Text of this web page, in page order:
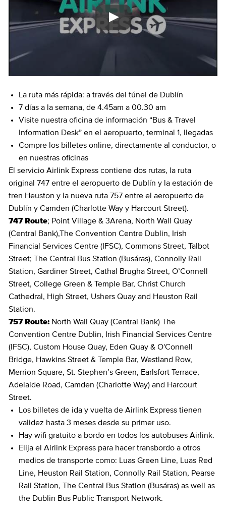
La ruta más rápida: a través del túnel de Dublín
7 días a la semana, de 4.45am a 00.30 am
Visite nuestra oficina de información “Bus & Travel
Information Desk” en el aeropuerto, terminal 1, llegadas
Compre los billetes online, directamente al conductor, o
en nuestras oficinas
El servicio Airlink Express contiene dos rutas, la ruta
original 747 entre el aeropuerto de Dublín y la estación de
tren Heuston y la nueva ruta 757 entre el aeropuerto de
Dublín y Camden (Charlotte Way y Harcourt Street).
747 Route; Point Village & 3Arena, North Wall Quay
(Central Bank),The Convention Centre Dublin, Irish
Financial Services Centre (IFSC), Commons Street, Talbot
Street; The Central Bus Station (Busáras), Connolly Rail
Station, Gardiner Street, Cathal Brugha Street, O’Connell
Street, College Green & Temple Bar, Christ Church
Cathedral, High Street, Ushers Quay and Heuston Rail
Station.
757 Route: North Wall Quay (Central Bank) The
Convention Centre Dublin, Irish Financial Services Centre
(IFSC), Custom House Quay, Eden Quay & O'Connell
Bridge, Hawkins Street & Temple Bar, Westland Row,
Merrion Square, St. Stephen’s Green, Earlsfort Terrace,
Adelaide Road, Camden (Charlotte Way) and Harcourt
Street.
Los billetes de ida y vuelta de Airlink Express tienen
validez hasta 3 meses desde su primer uso.
Hay wifi gratuito a bordo en todos los autobuses Airlink.
Elija el Airlink Express para hacer transbordo a otros
medios de transporte como: Luas Green Line, Luas Red
Line, Heuston Rail Station, Connolly Rail Station, Pearse
Rail Station, The Central Bus Station (Busáras) as well as
the Dublin Bus Public Transport Network.